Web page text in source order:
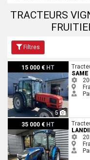
TRACTEURS
Filtres
15 000 € HT
5
Same FRUTTETO 75
35 000 € HT
Landini rex 3-070 F